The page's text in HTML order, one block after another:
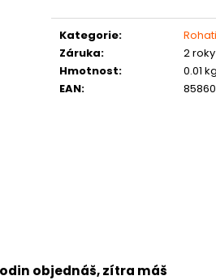
cena:
Kategorie:
Záruka:
2 roky
Hmotnost:
0.01 kg
EAN:
objednáš, zítra máš